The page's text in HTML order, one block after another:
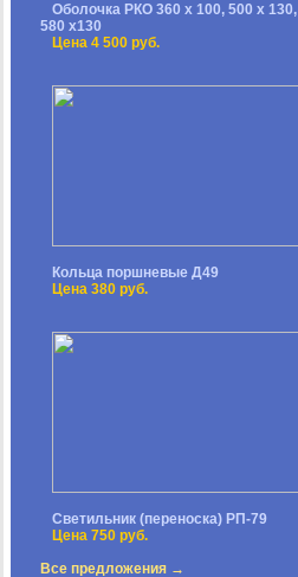
Оболочка РКО 360 х 100, 500 х 130,
580 х130
Цена 4 500 руб.
Кольца поршневые Д49
Цена 380 руб.
Светильник (переноска) РП-79
Цена 750 руб.
Все предложения →